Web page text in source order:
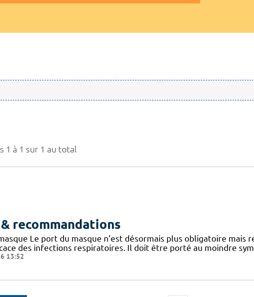
1 à 1 sur 1 au total
recommandations
Le port du masque n’est désormais plus obligatoire mais
des infections respiratoires. Il doit être porté au moindre
13:52